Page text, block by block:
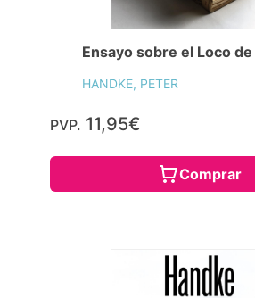
Ensayo sobre el Loco
HANDKE, PETER
PVP. 11,95€
Comprar